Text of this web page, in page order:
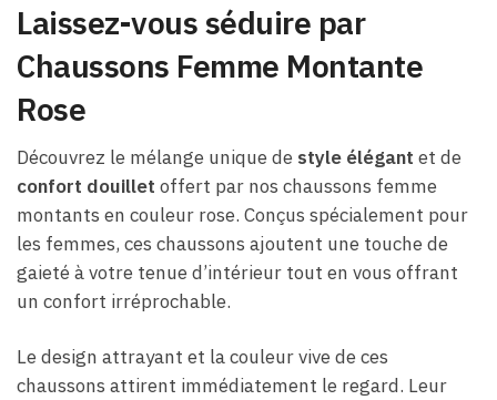
Laissez-vous séduire par
Chaussons Femme Montante
Rose
Découvrez le mélange unique de style élégant et de
confort douillet offert par nos chaussons femme
montants en couleur rose. Conçus spécialement pour
les femmes, ces chaussons ajoutent une touche de
gaieté à votre tenue d’intérieur tout en vous offrant
un confort irréprochable.
Le design attrayant et la couleur vive de ces
chaussons attirent immédiatement le regard. Leur